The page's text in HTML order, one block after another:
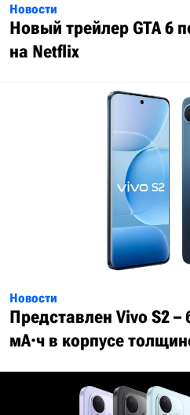
Новости
Новый трейлер GTA 6
на Netflix
Новости
Представлен Vivo S2 –
мА·ч в корпусе